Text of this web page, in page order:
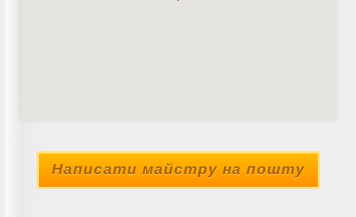
Написати майстру на пошту